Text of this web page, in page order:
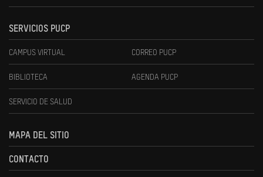
SERVICIOS PUCP
CAMPUS VIRTUAL CORREO PUCP
BIBLIOTECA AGENDA PUCP
SERVICIO DE SALUD
MAPA DEL SITIO
CONTACTO